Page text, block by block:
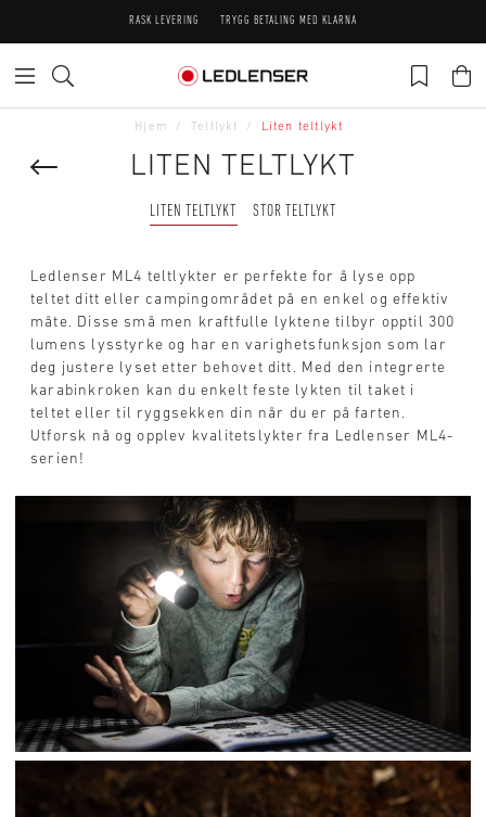
RASK LEVERING TRYGG BETALING MED KLARNA
Hjem Teltlykt Liten teltlykt
LITEN TELTLYKT
LITEN TELTLYKT STOR TELTLYKT
Ledlenser ML4 teltlykter er perfekte for å lyse opp
teltet ditt eller campingområdet på en enkel og effektiv
måte. Disse små men kraftfulle lyktene tilbyr opptil 300
lumens lysstyrke og har en varighetsfunksjon som lar
deg justere lyset etter behovet ditt. Med den integrerte
karabinkroken kan du enkelt feste lykten til taket i
teltet eller til ryggsekken din når du er på farten.
Utforsk nå og opplev kvalitetslykter fra Ledlenser ML4-
serien!